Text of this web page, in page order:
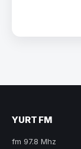
YURT FM
fm 97.8 Mhz